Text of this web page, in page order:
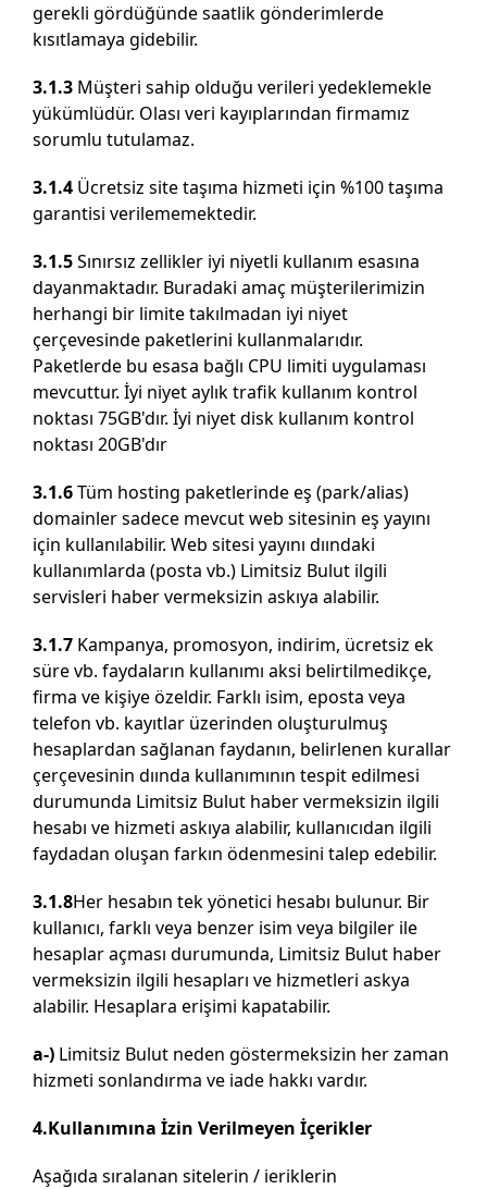
gerekli gördüğünde saatlik gönderimlerde
kısıtlamaya gidebilir.
3.1.3 Müşteri sahip olduğu verileri yedeklemekle
yükümlüdür. Olası veri kayıplarından firmamız
sorumlu tutulamaz.
3.1.4 Ücretsiz site taşıma hizmeti için %100 taşıma
garantisi verilememektedir.
3.1.5Sınırsız zellikler iyi niyetli kullanım esasına
dayanmaktadır. Buradaki amaç müşterilerimizin
herhangi bir limite takılmadan iyi niyet
çerçevesinde paketlerini kullanmalarıdır.
Paketlerde bu esasa bağlı CPU limiti uygulaması
mevcuttur. İyi niyet aylık trafik kullanım kontrol
noktası 75GB'dır. İyi niyet disk kullanım kontrol
noktası 20GB'dır
3.1.6Tüm hosting paketlerinde eş (park/alias)
domainler sadece mevcut web sitesinin eş yayını
için kullanılabilir. Web sitesi yayını dıındaki
kullanımlarda (posta vb.) Limitsiz Bulut ilgili
servisleri haber vermeksizin askıya alabilir.
3.1.7 Kampanya, promosyon, indirim, ücretsiz ek
süre vb. faydaların kullanımı aksi belirtilmedikçe,
firma ve kişiye özeldir. Farklı isim, eposta veya
telefon vb. kayıtlar üzerinden oluşturulmuş
hesaplardan sağlanan faydanın, belirlenen kurallar
çerçevesinin dıında kullanımının tespit edilmesi
durumunda Limitsiz Bulut haber vermeksizin ilgili
hesabı ve hizmeti askıya alabilir, kullanıcıdan ilgili
faydadan oluşan farkın ödenmesini talep edebilir.
3.1.8Her hesabın tek yönetici hesabı bulunur. Bir
kullanıcı, farklı veya benzer isim veya bilgiler ile
hesaplar açması durumunda, Limitsiz Bulut haber
vermeksizin ilgili hesapları ve hizmetleri askya
alabilir. Hesaplara erişimi kapatabilir.
a-) Limitsiz Bulut neden göstermeksizin her zaman
hizmeti sonlandırma ve iade hakkı vardır.
4.Kullanımına İzin Verilmeyen İçerikler
Aşağıda sıralanan sitelerin / ieriklerin